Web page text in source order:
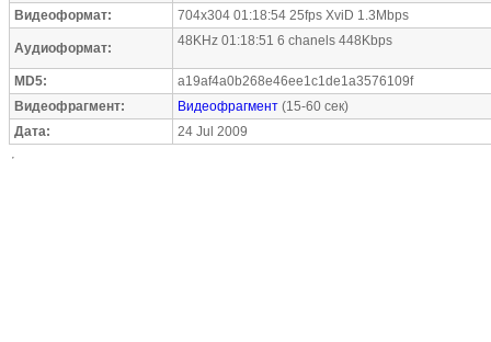
Видеоформат:
704x304 01:18:54 25fps XviD 1.3Mbps
Аудиоформат: 48KHz 01:18:51 6 chanels 448Kbps
MD5:
a19af4a0b268e46ee1c1de1a3576109f
Видеофрагмент:
Видеофрагмент (15-60 сек)
Дата:
24 Jul 2009